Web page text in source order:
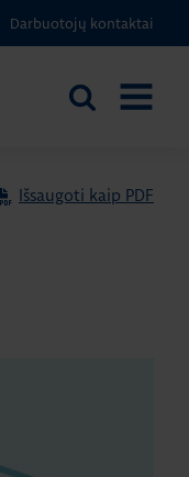
Darbuotojų kontaktai
Ieškoti
Išsaugoti kaip PDF